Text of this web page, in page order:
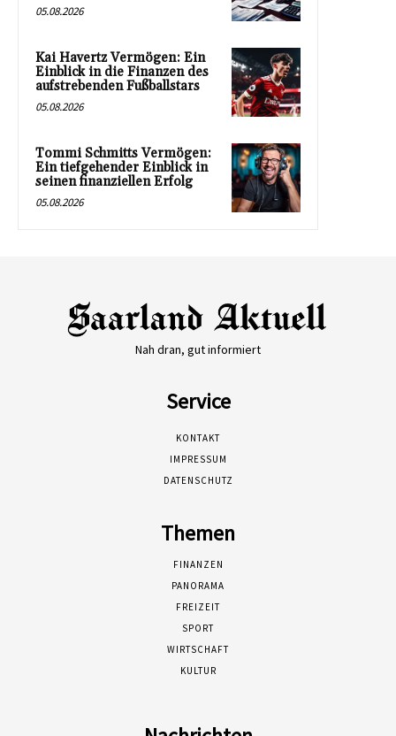
05.08.2026
Kai Havertz Vermögen: Ein
Einblick in die Finanzen des
aufstrebenden Fußballstars
05.08.2026
Tommi Schmitts Vermögen:
Ein tiefgehender Einblick in
seinen finanziellen Erfolg
05.08.2026
Nah dran, gut informiert
Service
KONTAKT
IMPRESSUM
DATENSCHUTZ
Themen
FINANZEN
PANORAMA
FREIZEIT
SPORT
WIRTSCHAFT
KULTUR